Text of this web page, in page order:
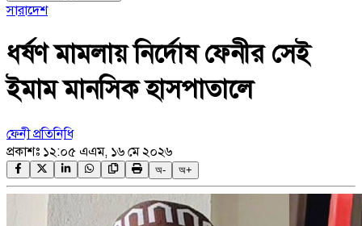
সারাদেশ
ধর্ষণ মামলায় নির্দোষ ফেনীর সেই
ইমাম মানসিক হাসপাতালে
ফেনী প্রতিনিধি
প্রকাশঃ ১২:০৫ এএম, ১৬ মে ২০২৬
অ- অ+